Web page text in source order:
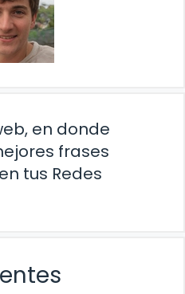
en donde
frases
tus Redes